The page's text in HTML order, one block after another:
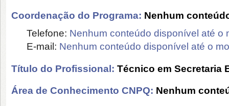
Coordenação do Programa: Nenhum
Telefone: Nenhum conteúdo disponível até o
E-mail: Nenhum conteúdo disponível até o
Título do Profissional: Técnico em Secretaria
Área de Conhecimento CNPQ: Nenhum